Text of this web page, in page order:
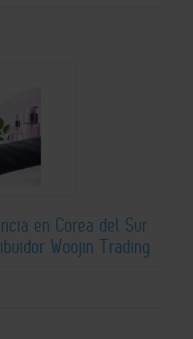
en Corea del Sur
Woojin Trading